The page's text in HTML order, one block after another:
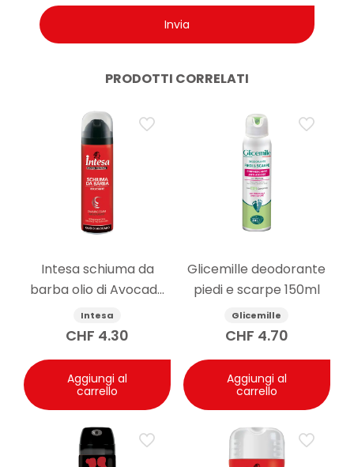
PRODOTTI CORRELATI
Intesa schiuma da
barba olio di Avocado
300ml
Intesa
CHF 4.30
Aggiungi al
carrello
Glicemille deodorante
piedi e scarpe 150ml
Glicemille
CHF 4.70
Aggiungi al
carrello